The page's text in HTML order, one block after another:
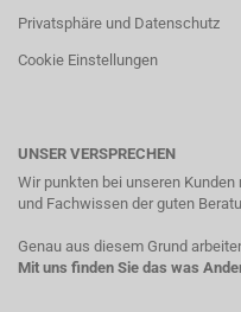
Privatsphäre und Datenschutz
Cookie Einstellungen
UNSER VERSPRECHEN
Wir punkten bei unseren
und Fachwissen der guten
Genau aus diesem Grund
Mit uns finden Sie das was